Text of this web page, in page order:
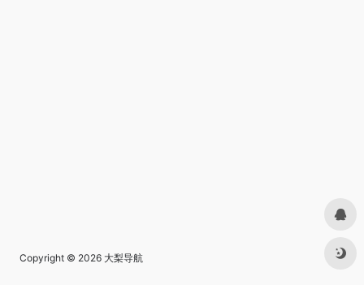
Copyright © 2026 大梨导航